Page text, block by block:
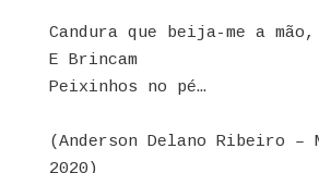
Candura que beija-me a mão,
E Brincam
Peixinhos no pé…
(Anderson Delano Ribeiro –
2020)